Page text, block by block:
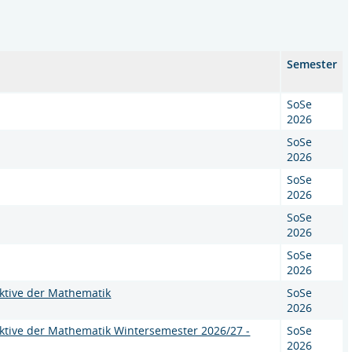
Semester
SoSe
2026
SoSe
2026
SoSe
2026
SoSe
2026
SoSe
2026
der Mathematik
SoSe
2026
der Mathematik Wintersemester 2026/27 -
SoSe
2026